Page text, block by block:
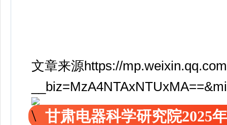
文章来源https://
甘肃电器科学研究院2025